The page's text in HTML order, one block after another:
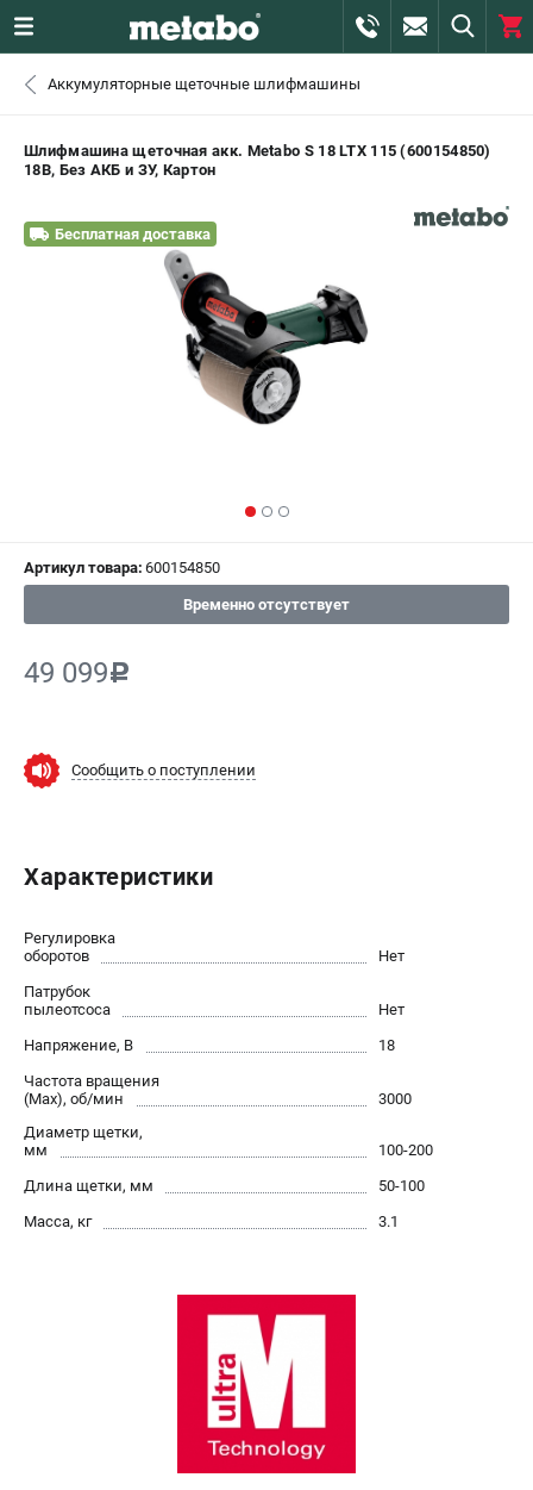
СРАВНЕНИЕ ( 0 )
ВХОД ИЛИ РЕГИСТРАЦИЯ
ЗАКАЗАТЬ ЗАПЧАСТЬ
+7 (911) 360-06-14 | +7 (8112) 59-10-67
- ЗАКАЗ ЗАПЧАСТЕЙ
0 ₽
Юридическим лицам
Контакты
Правила обмена и возврата
Способы оплаты
О компании
О бренде
Политика обработки персональных данных
Новости
Программа бонусов
Как нас найти
СЕТЕВОЙ ЭЛЕКТРОИНСТРУМЕНТ
Угловые шлифмашины (УШМ)
Аккумуляторные щеточные шлифмашины
Шлифмашина щеточная акк. Metabo S 18 LTX 115 (600154850)
18В, Без АКБ и ЗУ, Картон
Бесплатная доставка
Артикул товара: 600154850
Временно отсутствует
49 099c
Сообщить о поступлении
Характеристики
Регулировка
оборотов
Нет
Патрубок
пылеотсоса
Нет
Напряжение, В
18
Частота вращения
(Max), об/мин
3000
Диаметр щетки,
мм
100-200
Длина щетки, мм
50-100
Масса, кг
3.1